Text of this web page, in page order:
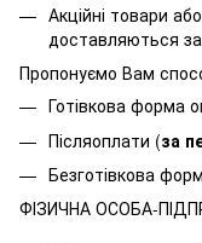
Акційні товари
доставляються
Пропонуємо Вам
Готівкова форма
Післяоплати (за
Безготівкова
ФІЗИЧНА ОСОБА-